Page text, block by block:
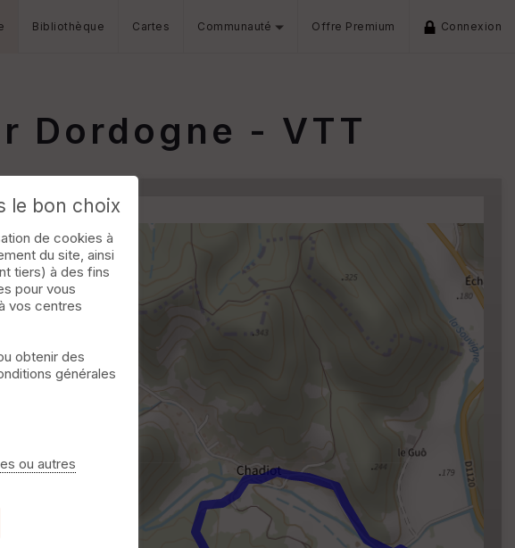
Bibliothèque Cartes Communauté Offre Premium Connexion
Dordogne - VTT
le bon choix
de cookies à
du site, ainsi
tiers) à des fins
pour vous
vos centres
obtenir des
générales
ou autres